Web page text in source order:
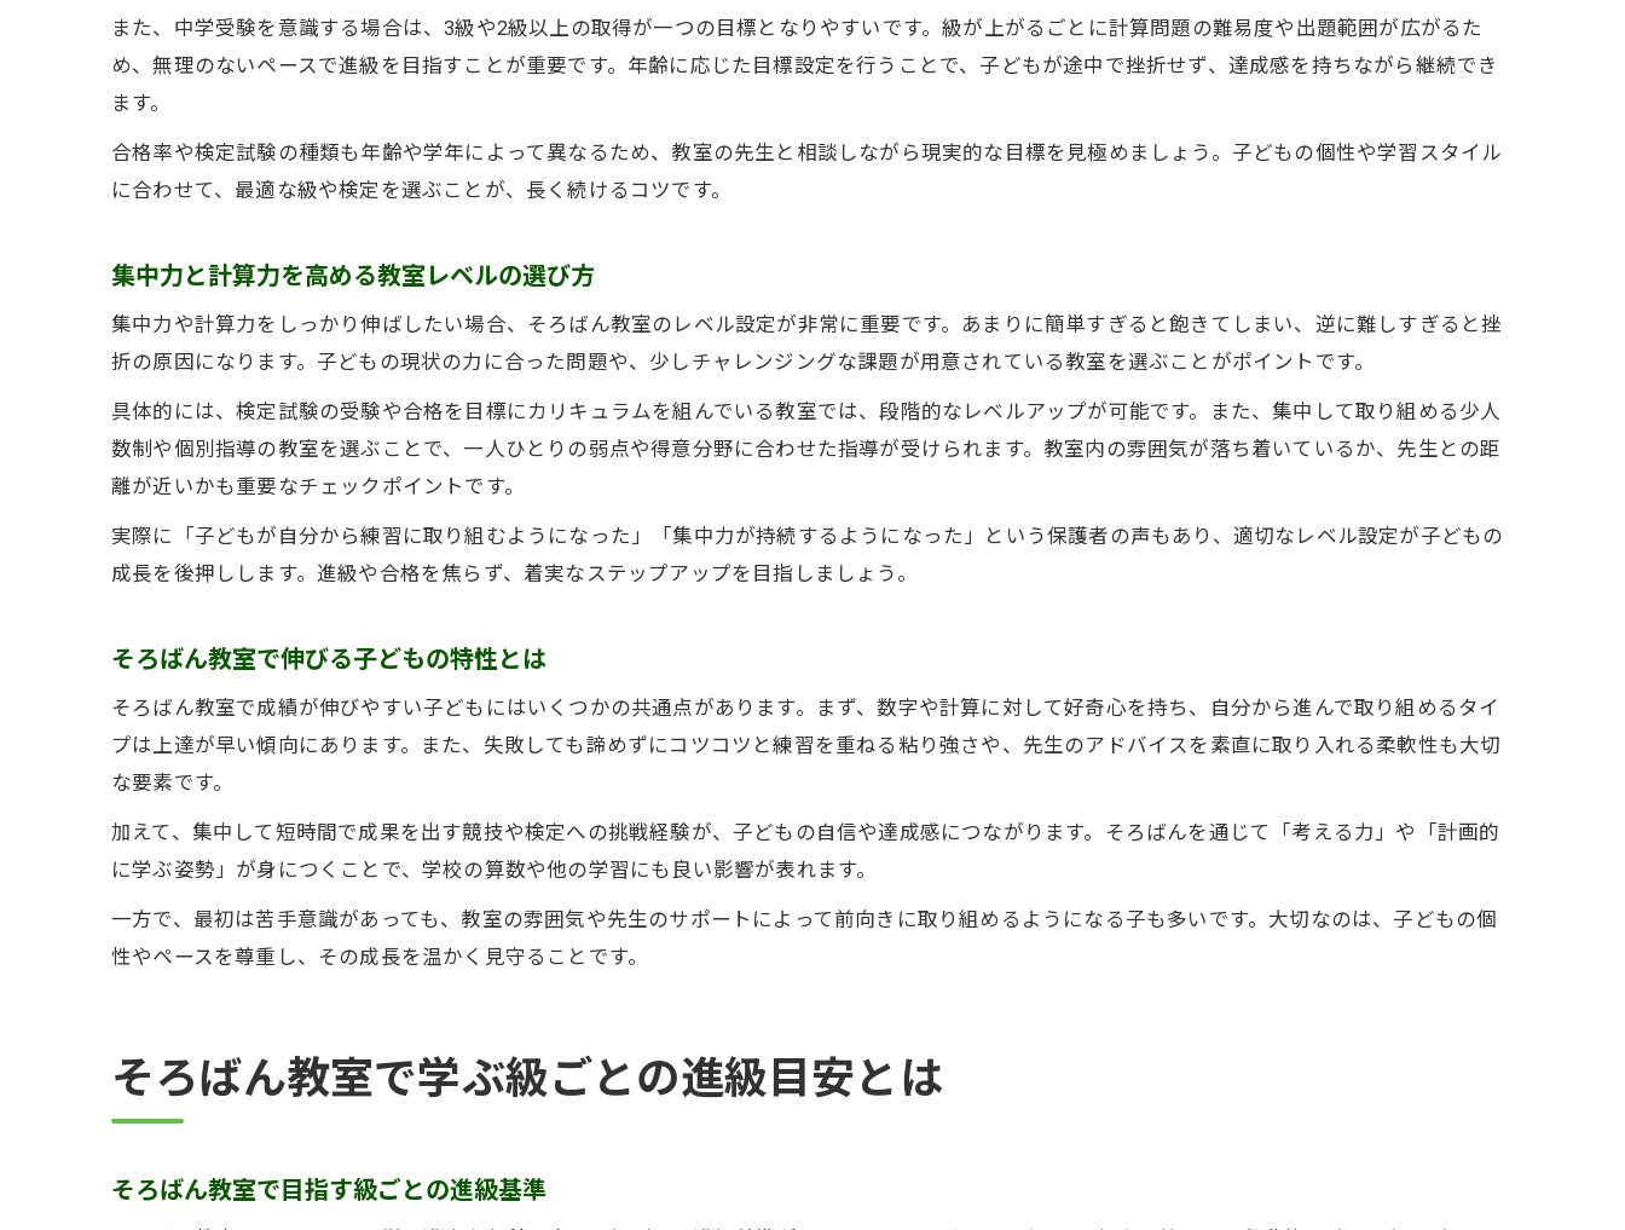
先生の段位が示すそろばん教室の質
教室選びで注目したい先生の資格と実績
先生の指導経験と教室レベルの関係性
そろばん教室で段位取得のサポート体制とは
また、中学受験を意識する場合は、3級や2級以上の取得が一つの目標となりやすいです。級が上がるごとに計算問題の難易度や出題範囲が広がるた
め、無理のないペースで進級を目指すことが重要です。年齢に応じた目標設定を行うことで、子どもが途中で挫折せず、達成感を持ちながら継続でき
ます。
合格率や検定試験の種類も年齢や学年によって異なるため、教室の先生と相談しながら現実的な目標を見極めましょう。子どもの個性や学習スタイル
に合わせて、最適な級や検定を選ぶことが、長く続けるコツです。
集中力と計算力を高める教室レベルの選び方
集中力や計算力をしっかり伸ばしたい場合、そろばん教室のレベル設定が非常に重要です。あまりに簡単すぎると飽きてしまい、逆に難しすぎると挫
折の原因になります。子どもの現状の力に合った問題や、少しチャレンジングな課題が用意されている教室を選ぶことがポイントです。
具体的には、検定試験の受験や合格を目標にカリキュラムを組んでいる教室では、段階的なレベルアップが可能です。また、集中して取り組める少人
数制や個別指導の教室を選ぶことで、一人ひとりの弱点や得意分野に合わせた指導が受けられます。教室内の雰囲気が落ち着いているか、先生との距
離が近いかも重要なチェックポイントです。
実際に「子どもが自分から練習に取り組むようになった」「集中力が持続するようになった」という保護者の声もあり、適切なレベル設定が子どもの
成長を後押しします。進級や合格を焦らず、着実なステップアップを目指しましょう。
そろばん教室で伸びる子どもの特性とは
そろばん教室で成績が伸びやすい子どもにはいくつかの共通点があります。まず、数字や計算に対して好奇心を持ち、自分から進んで取り組めるタイ
プは上達が早い傾向にあります。また、失敗しても諦めずにコツコツと練習を重ねる粘り強さや、先生のアドバイスを素直に取り入れる柔軟性も大切
な要素です。
加えて、集中して短時間で成果を出す競技や検定への挑戦経験が、子どもの自信や達成感につながります。そろばんを通じて「考える力」や「計画的
に学ぶ姿勢」が身につくことで、学校の算数や他の学習にも良い影響が表れます。
一方で、最初は苦手意識があっても、教室の雰囲気や先生のサポートによって前向きに取り組めるようになる子も多いです。大切なのは、子どもの個
性やペースを尊重し、その成長を温かく見守ることです。
そろばん教室で学ぶ級ごとの進級目安とは
そろばん教室で目指す級ごとの進級基準